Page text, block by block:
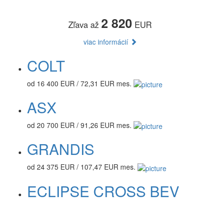
Zľava až 2 820 EUR
viac informácií
COLT
od 16 400 EUR / 72,31 EUR mes.
ASX
od 20 700 EUR / 91,26 EUR mes.
GRANDIS
od 24 375 EUR / 107,47 EUR mes.
ECLIPSE CROSS BEV